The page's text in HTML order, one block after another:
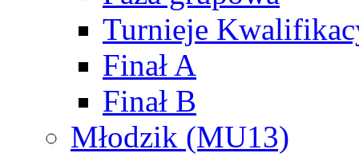
Turnieje
Finał A
Finał B
Młodzik (MU13)